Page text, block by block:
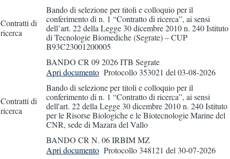
Contratti di
ricerca
Bando di selezione per titoli e colloquio per il
conferimento di n. 1 “Contratto di ricerca”, ai sensi
dell’art. 22 della Legge 30 dicembre 2010 n. 240 Istituto
di Tecnologie Biomediche (Segrate) – CUP
B93C23001200005
BANDO CR 09 2026 ITB Segrate
Contratti di
ricerca
Apri documento Protocollo 353021 del 03-08-2026
Bando di selezione per titoli e colloquio per il
conferimento di n. 1 “Contratto di ricerca”, ai sensi
dell'art. 22 della Legge 30 dicembre 2010 n. 240 Istituto
per le Risorse Biologiche e le Biotecnologie Marine del
CNR, sede di Mazara del Vallo
BANDO CR N. 06 IRBIM MZ
Apri documento Protocollo 348121 del 30-07-2026